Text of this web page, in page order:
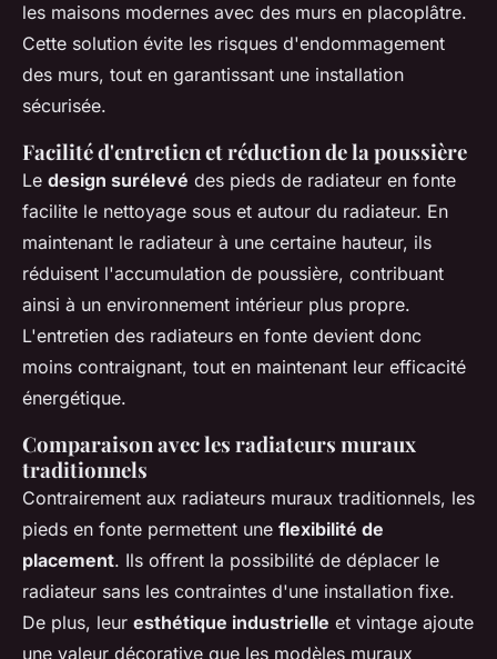
les maisons modernes avec des murs en placoplâtre.
Cette solution évite les risques d'endommagement
des murs, tout en garantissant une installation
sécurisée.
Facilité d'entretien et réduction de la poussière
Le design surélevé des pieds de radiateur en fonte
facilite le nettoyage sous et autour du radiateur. En
maintenant le radiateur à une certaine hauteur, ils
réduisent l'accumulation de poussière, contribuant
ainsi à un environnement intérieur plus propre.
L'entretien des radiateurs en fonte devient donc
moins contraignant, tout en maintenant leur efficacité
énergétique.
Comparaison avec les radiateurs muraux
traditionnels
Contrairement aux radiateurs muraux traditionnels, les
pieds en fonte permettent une flexibilité de
placement. Ils offrent la possibilité de déplacer le
radiateur sans les contraintes d'une installation fixe.
De plus, leur esthétique industrielle et vintage ajoute
une valeur décorative que les modèles muraux